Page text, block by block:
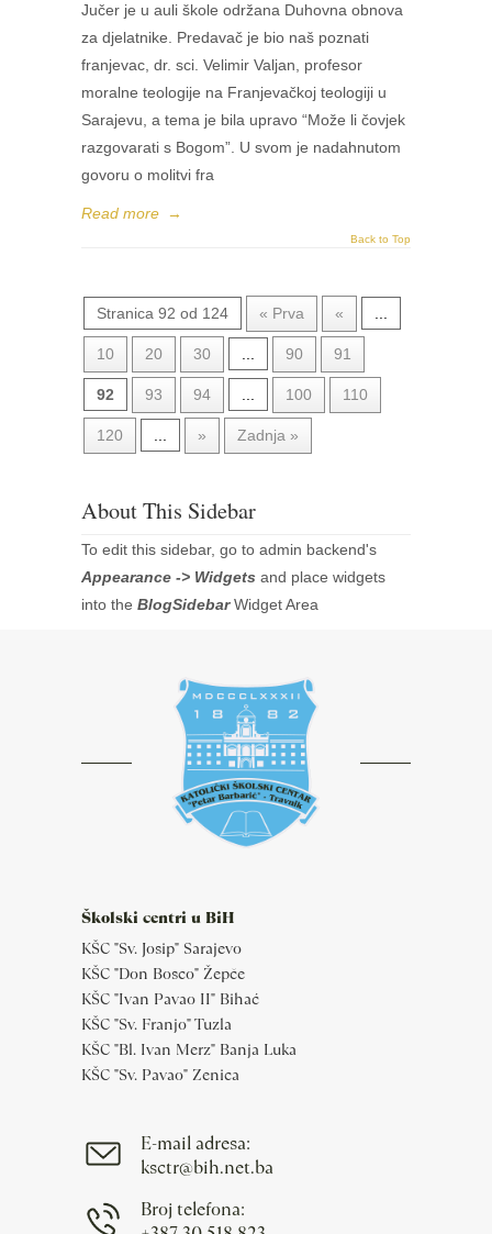
Jučer je u auli škole održana Duhovna obnova
za djelatnike. Predavač je bio naš poznati
franjevac, dr. sci. Velimir Valjan, profesor
moralne teologije na Franjevačkoj teologiji u
Sarajevu, a tema je bila upravo “Može li čovjek
razgovarati s Bogom”. U svom je nadahnutom
govoru o molitvi fra
Read more →
Back to Top
Stranica 92 od 124 « Prva « ...
10 20 30 ... 90 91
92 93 94 ... 100 110
120 ... » Zadnja »
About This Sidebar
To edit this sidebar, go to admin backend's
Appearance -> Widgets and place widgets
into the BlogSidebarWidget Area
Školski centri u BiH
KŠC "Sv. Josip" Sarajevo
KŠC "Don Bosco" Žepče
KŠC "Ivan Pavao II" Bihać
KŠC "Sv. Franjo" Tuzla
KŠC "Bl. Ivan Merz" Banja Luka
KŠC "Sv. Pavao" Zenica
E-mail adresa:
ksctr@bih.net.ba
Broj telefona: